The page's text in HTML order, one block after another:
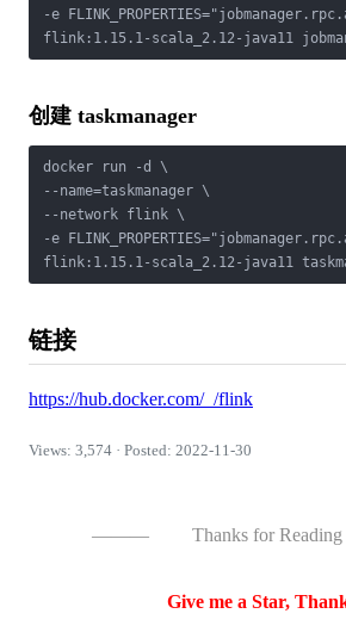
-e
flink:1.15.1-scala_2.12-java11
创建 taskmanager
docker run -d \
--name=taskmanager \
--network flink \
-e
flink:1.15.1-scala_2.12-java11
链接
https://hub.docker.com/_/flink
Views: 3,574 · Posted: 2022-11-30
——— Thanks for Reading
Give me a Star,